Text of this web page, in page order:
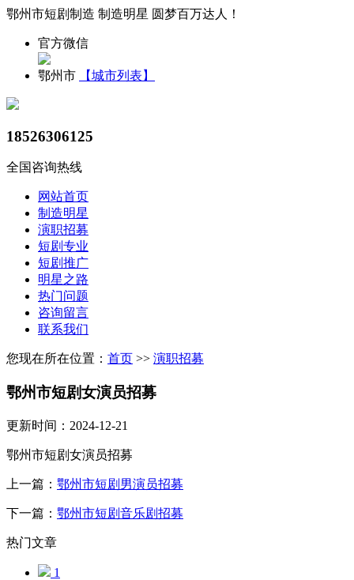
鄂州市短剧制造 制造明星 圆梦百万达人！
官方微信
鄂州市 【城市列表】
18526306125
全国咨询热线
网站首页
制造明星
演职招募
短剧专业
短剧推广
明星之路
热门问题
咨询留言
联系我们
您现在所在位置： 首页 >> 演职招募
鄂州市短剧女演员招募
更新时间：2024-12-21
鄂州市短剧女演员招募
上一篇： 鄂州市短剧男演员招募
下一篇： 鄂州市短剧音乐剧招募
热门文章
1